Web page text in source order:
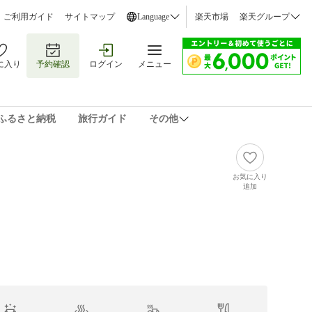
ご利用ガイド サイトマップ Language 楽天市場 楽天グループ
入り 予約確認 ログイン メニュー
るさと納税 旅行ガイド その他
お気に入り
追加